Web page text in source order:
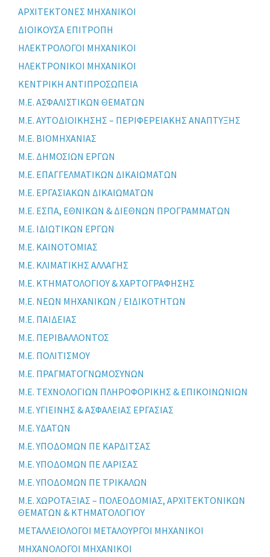
ΑΡΧΙΤΕΚΤΟΝΕΣ ΜΗΧΑΝΙΚΟΙ
ΔΙΟΙΚΟΥΣΑ ΕΠΙΤΡΟΠΗ
ΗΛΕΚΤΡΟΛΟΓΟΙ ΜΗΧΑΝΙΚΟΙ
ΗΛΕΚΤΡΟΝΙΚΟΙ ΜΗΧΑΝΙΚΟΙ
ΚΕΝΤΡΙΚΗ ΑΝΤΙΠΡΟΣΩΠΕΙΑ
Μ.Ε. ΑΣΦΑΛΙΣΤΙΚΩΝ ΘΕΜΑΤΩΝ
Μ.Ε. ΑΥΤΟΔΙΟΙΚΗΣΗΣ – ΠΕΡΙΦΕΡΕΙΑΚΗΣ ΑΝΑΠΤΥΞΗΣ
Μ.Ε. ΒΙΟΜΗΧΑΝΙΑΣ
Μ.Ε. ΔΗΜΟΣΙΩΝ ΕΡΓΩΝ
Μ.Ε. ΕΠΑΓΓΕΛΜΑΤΙΚΩΝ ΔΙΚΑΙΩΜΑΤΩΝ
Μ.Ε. ΕΡΓΑΣΙΑΚΩΝ ΔΙΚΑΙΩΜΑΤΩΝ
Μ.Ε. ΕΣΠΑ, ΕΘΝΙΚΩΝ & ΔΙΕΘΝΩΝ ΠΡΟΓΡΑΜΜΑΤΩΝ
Μ.Ε. ΙΔΙΩΤΙΚΩΝ ΕΡΓΩΝ
Μ.Ε. ΚΑΙΝΟΤΟΜΙΑΣ
Μ.Ε. ΚΛΙΜΑΤΙΚΗΣ ΑΛΛΑΓΗΣ
Μ.Ε. ΚΤΗΜΑΤΟΛΟΓΙΟΥ & ΧΑΡΤΟΓΡΑΦΗΣΗΣ
Μ.Ε. ΝΕΩΝ ΜΗΧΑΝΙΚΩΝ / ΕΙΔΙΚΟΤΗΤΩΝ
Μ.Ε. ΠΑΙΔΕΙΑΣ
Μ.Ε. ΠΕΡΙΒΑΛΛΟΝΤΟΣ
Μ.Ε. ΠΟΛΙΤΙΣΜΟΥ
Μ.Ε. ΠΡΑΓΜΑΤΟΓΝΩΜΟΣΥΝΩΝ
Μ.Ε. ΤΕΧΝΟΛΟΓΙΩΝ ΠΛΗΡΟΦΟΡΙΚΗΣ & ΕΠΙΚΟΙΝΩΝΙΩΝ
Μ.Ε. ΥΓΙΕΙΝΗΣ & ΑΣΦΑΛΕΙΑΣ ΕΡΓΑΣΙΑΣ
Μ.Ε. ΥΔΑΤΩΝ
Μ.Ε. ΥΠΟΔΟΜΩΝ ΠΕ ΚΑΡΔΙΤΣΑΣ
Μ.Ε. ΥΠΟΔΟΜΩΝ ΠΕ ΛΑΡΙΣΑΣ
Μ.Ε. ΥΠΟΔΟΜΩΝ ΠΕ ΤΡΙΚΑΛΩΝ
Μ.Ε. ΧΩΡΟΤΑΞΙΑΣ – ΠΟΛΕΟΔΟΜΙΑΣ, ΑΡΧΙΤΕΚΤΟΝΙΚΩΝ
ΘΕΜΑΤΩΝ & ΚΤΗΜΑΤΟΛΟΓΙΟΥ
ΜΕΤΑΛΛΕΙΟΛΟΓΟΙ ΜΕΤΑΛΟΥΡΓΟΙ ΜΗΧΑΝΙΚΟΙ
ΜΗΧΑΝΟΛΟΓΟΙ ΜΗΧΑΝΙΚΟΙ